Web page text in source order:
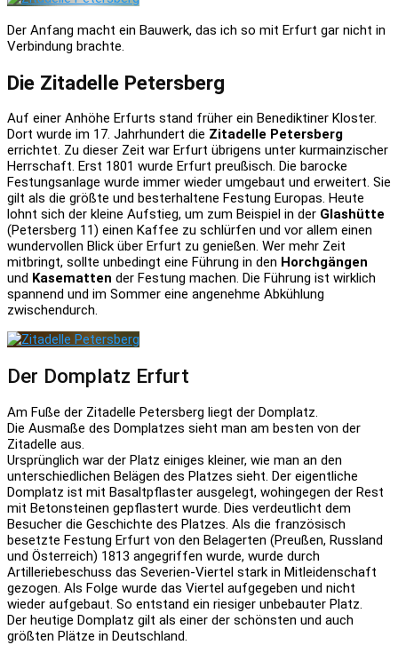
Der Anfang macht ein Bauwerk, das ich so mit Erfurt gar nicht in
Verbindung brachte.
Die Zitadelle Petersberg
Auf einer Anhöhe Erfurts stand früher ein Benediktiner Kloster.
Dort wurde im 17. Jahrhundert die Zitadelle Petersberg
errichtet. Zu dieser Zeit war Erfurt übrigens unter kurmainzischer
Herrschaft. Erst 1801 wurde Erfurt preußisch. Die barocke
Festungsanlage wurde immer wieder umgebaut und erweitert. Sie
gilt als die größte und besterhaltene Festung Europas. Heute
lohnt sich der kleine Aufstieg, um zum Beispiel in der Glashütte
(Petersberg 11) einen Kaffee zu schlürfen und vor allem einen
wundervollen Blick über Erfurt zu genießen. Wer mehr Zeit
mitbringt, sollte unbedingt eine Führung in den Horchgängen
und Kasematten der Festung machen. Die Führung ist wirklich
spannend und im Sommer eine angenehme Abkühlung
zwischendurch.
Der Domplatz Erfurt
Am Fuße der Zitadelle Petersberg liegt der Domplatz.
Die Ausmaße des Domplatzes sieht man am besten von der
Zitadelle aus.
Ursprünglich war der Platz einiges kleiner, wie man an den
unterschiedlichen Belägen des Platzes sieht. Der eigentliche
Domplatz ist mit Basaltpflaster ausgelegt, wohingegen der Rest
mit Betonsteinen gepflastert wurde. Dies verdeutlicht dem
Besucher die Geschichte des Platzes. Als die französisch
besetzte Festung Erfurt von den Belagerten (Preußen, Russland
und Österreich) 1813 angegriffen wurde, wurde durch
Artilleriebeschuss das Severien-Viertel stark in Mitleidenschaft
gezogen. Als Folge wurde das Viertel aufgegeben und nicht
wieder aufgebaut. So entstand ein riesiger unbebauter Platz.
Der heutige Domplatz gilt als einer der schönsten und auch
größten Plätze in Deutschland.